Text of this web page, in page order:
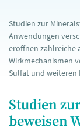
Studien zur
Anwendungen
eröffnen zahlreiche
Wirkmechanismen
Sulfat und weiteren
Studien
beweisen